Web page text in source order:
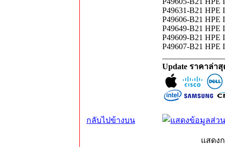
P49631-B21 HPE
P49606-B21 HPE
P49649-B21 HPE
P49609-B21 HPE
P49607-B21 HPE
Update ราคาล่า
กลับไปข้างบน
แสดง